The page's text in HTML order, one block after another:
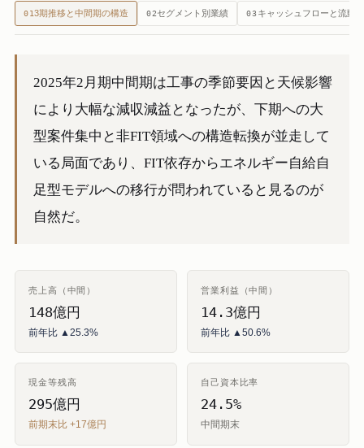
013期推移と中間期の構造 02セグメント別業績 03キャッシュフローと流動性
2025年2月期中間期は工事の季節要因と天候影響
により大幅な減収減益となったが、下期への大
型案件集中と非FIT領域への構造転換が並走して
いる局面であり、FIT依存からエネルギー自給自
足型モデルへの移行が問われていると見るのが
自然だ。
売上高（中間）
148億円
前年比 ▲25.3%
営業利益（中間）
14.3億円
前年比 ▲50.6%
現金等残高
295億円
前期末比 +17億円
自己資本比率
24.5%
中間期末